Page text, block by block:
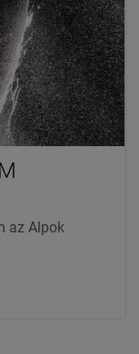
az Alpok